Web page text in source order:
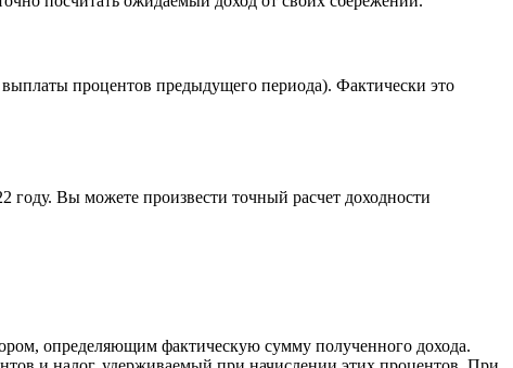
процентов предыдущего периода). Фактически это
году. Вы можете произвести точный расчет доходности
определяющим фактическую сумму полученного дохода.